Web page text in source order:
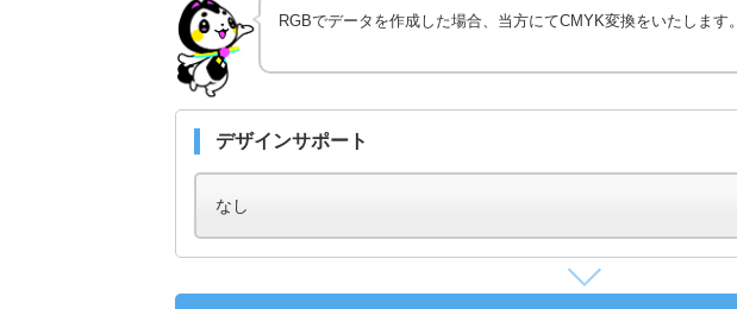
RGBでデータを作成した場合、当方にてCMYK変換をいたします。
デザインサポート